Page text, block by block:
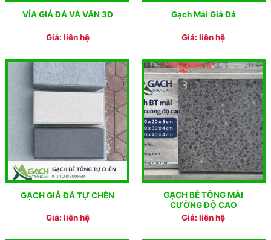
VỈA GIẢ ĐÁ VÀ VÂN 3D
Giá: liên hệ
Gạch Mài Giả Đá
Giá: liên hệ
GẠCH GIẢ ĐÁ TỰ CHÈN
Giá: liên hệ
GẠCH BÊ TÔNG MÀI
CƯỜNG ĐỘ CAO
Giá: liên hệ